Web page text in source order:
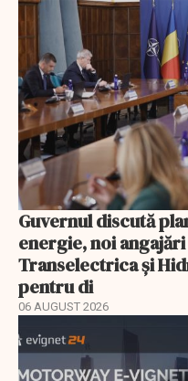
Guvernul discută
energie, noi
Transelectrica și
pentru di
06 AUGUST 2026